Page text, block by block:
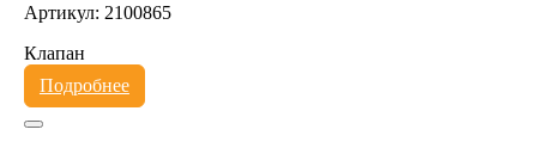
Артикул: 2100865
Клапан
Подробнее